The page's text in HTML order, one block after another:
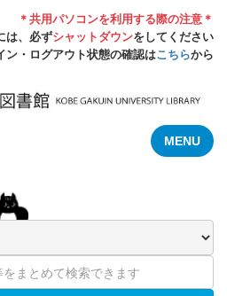
＊共用パソコンを利用する際の注意＊
は、必ずシャットダウンをしてください
ン・ログアウト状態の確認はこちらから
MENU